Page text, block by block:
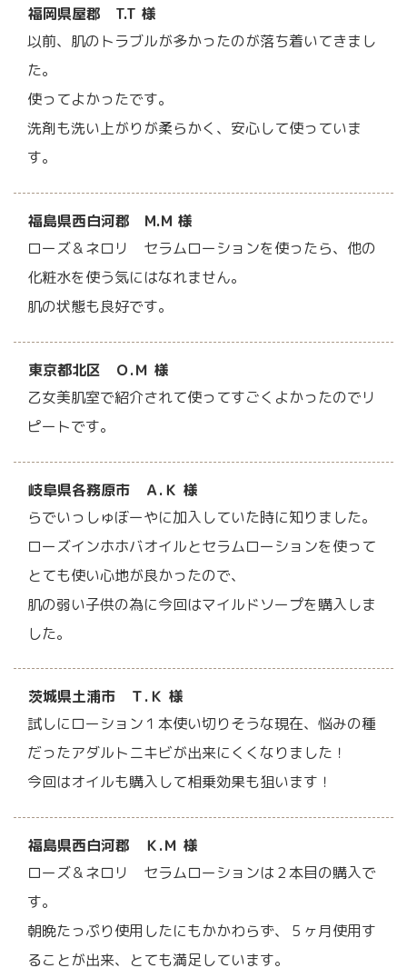
福岡県屋郡 T.T 様
以前、肌のトラブルが多かったのが落ち着いてきまし
た。
使ってよかったです。
洗剤も洗い上がりが柔らかく、安心して使っていま
す。
福島県西白河郡 M.M 様
ローズ＆ネロリ セラムローションを使ったら、他の
化粧水を使う気にはなれません。
肌の状態も良好です。
東京都北区 Ｏ.Ｍ 様
乙女美肌室で紹介されて使ってすごくよかったのでリ
ピートです。
岐阜県各務原市 Ａ.Ｋ 様
らでいっしゅぼーやに加入していた時に知りました。
ローズインホホバオイルとセラムローションを使って
とても使い心地が良かったので、
肌の弱い子供の為に今回はマイルドソープを購入しま
した。
茨城県土浦市 Ｔ.Ｋ 様
試しにローション１本使い切りそうな現在、悩みの種
だったアダルトニキビが出来にくくなりました！
今回はオイルも購入して相乗効果も狙います！
福島県西白河郡 Ｋ.Ｍ 様
ローズ＆ネロリ セラムローションは２本目の購入で
す。
朝晩たっぷり使用したにもかかわらず、５ヶ月使用す
ることが出来、とても満足しています。